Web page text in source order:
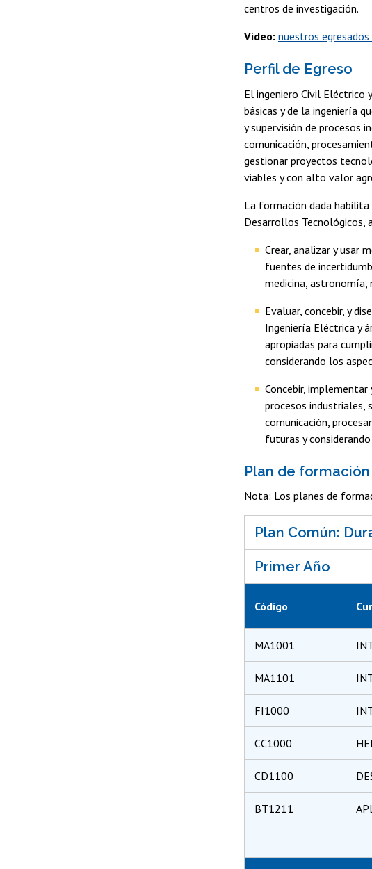
centros de investigación.
Video: nuestros egresados
Perfil de Egreso
El ingeniero Civil Eléctrico
básicas y de la ingeniería
y supervisión de procesos
comunicación,
gestionar proyectos
viables y con alto valor
La formación dada habilita
Desarrollos Tecnológicos,
Crear, analizar y usar
fuentes de
medicina,
Evaluar, concebir, y
Ingeniería Eléctrica y
apropiadas para
considerando los
Concebir,
procesos industriales,
comunicación,
futuras y
Plan de formación
Nota: Los planes de
Plan Común:
Primer Año
Código
MA1001
MA1101
FI1000
CC1000
CD1100
BT1211